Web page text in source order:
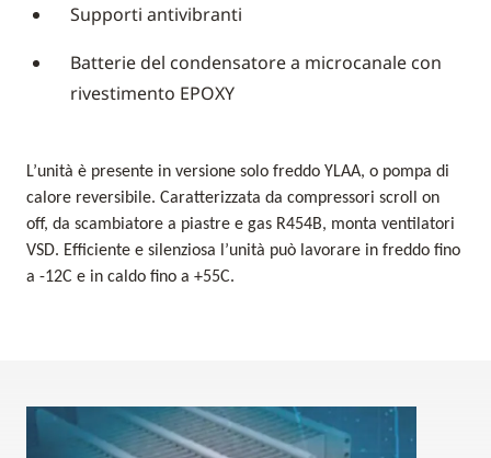
Supporti antivibranti
Batterie del condensatore a microcanale con
rivestimento EPOXY
L’unità è presente in versione solo freddo YLAA, o pompa di
calore reversibile. Caratterizzata da compressori scroll on
off, da scambiatore a piastre e gas R454B, monta ventilatori
VSD. Efficiente e silenziosa l’unità può lavorare in freddo fino
a -12C e in caldo fino a +55C.